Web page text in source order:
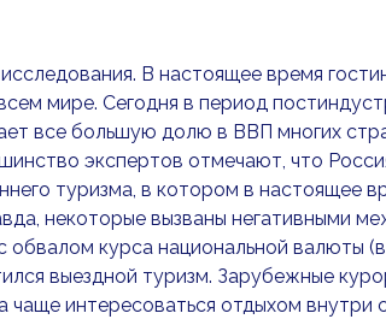
В настоящее время
мире. Сегодня в период
все большую долю в ВВП многих
экспертов отмечают, что
туризма, в котором в настоящее
некоторые вызваны негативными
обвалом курса национальной
выездной туризм. Зарубежные
чаще интересоваться отдыхом